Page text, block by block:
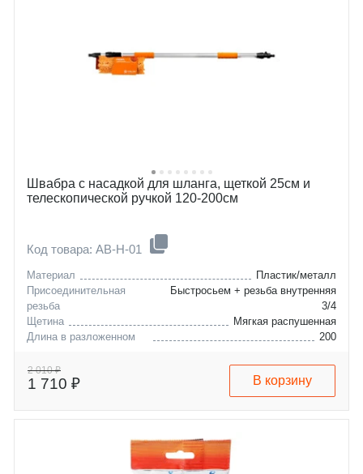
Швабра с насадкой для шланга, щеткой 25см и
телескопической ручкой 120-200см
Код товара: AB-H-01
Материал
Пластик/металл
Присоединительная
резьба
Быстросьем + резьба внутренняя
3/4
Щетина
Мягкая распушенная
Длина в разложенном
200
2 010 ₽
1 710 ₽ В корзину